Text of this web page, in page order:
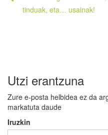
zehar
tinduak, eta… usainak!
Utzi erantzuna
Zure e-posta helbidea ez da
markatuta daude
Iruzkin